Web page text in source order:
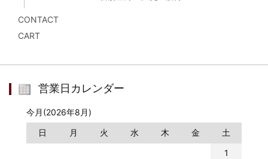
CONTACT
CART
営業日カレンダー
今月(2026年8月)
日
月 火 水 木 金
土
1